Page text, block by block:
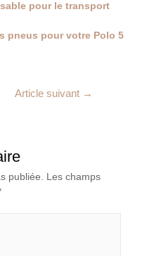
pour le transport
pneus pour votre Polo 5
Article suivant →
publiée.
Les champs